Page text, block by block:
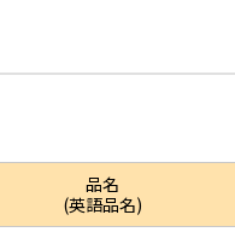
品名
(英語品名)